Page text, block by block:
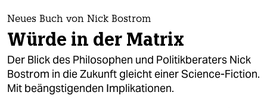
themen
politik
öko
gesellschaft
Neues Buch von Nick Bostrom
Würde in der Matrix
Der Blick des Philosophen und Politikberaters Nick
Bostrom in die Zukunft gleicht einer Science-Fiction.
Mit beängstigenden Implikationen.